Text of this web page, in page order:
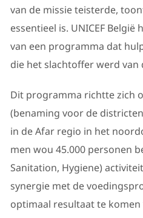
van de missie teisterde,
essentieel is. UNICEF
van een programma dat
die het slachtoffer werd van
Dit programma richtte zich
(benaming voor de
in de Afar regio in het
men wou 45.000 personen
Sanitation, Hygiene)
synergie met de
optimaal resultaat te